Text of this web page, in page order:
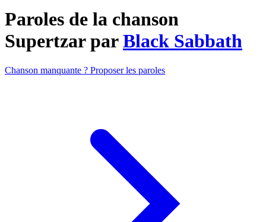
Paroles de la chanson
Supertzar parBlack Sabbath
Chanson manquante ? Proposer les paroles